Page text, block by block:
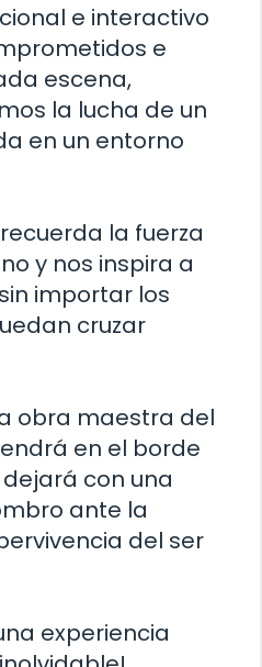
e interactivo
e
escena,
la lucha de un
en un entorno
la fuerza
y nos inspira a
importar los
cruzar
obra maestra del
en el borde
con una
ante la
del ser
experiencia